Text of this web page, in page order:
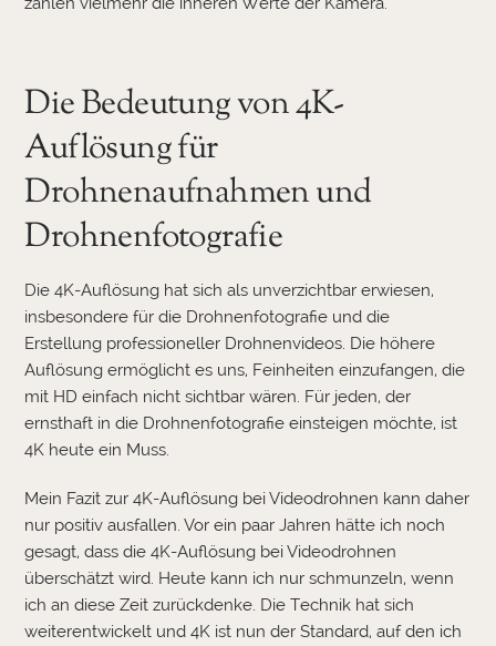
Die Bedeutung von 4K-
Auflösung für
Drohnenaufnahmen und
Drohnenfotografie
Die 4K-Auflösung hat sich als unverzichtbar erwiesen,
insbesondere für die Drohnenfotografie und die
Erstellung professioneller Drohnenvideos. Die höhere
Auflösung ermöglicht es uns, Feinheiten einzufangen, die
mit HD einfach nicht sichtbar wären. Für jeden, der
ernsthaft in die Drohnenfotografie einsteigen möchte, ist
4K heute ein Muss.
Mein Fazit zur 4K-Auflösung bei Videodrohnen kann daher
nur positiv ausfallen. Vor ein paar Jahren hätte ich noch
gesagt, dass die 4K-Auflösung bei Videodrohnen
überschätzt wird. Heute kann ich nur schmunzeln, wenn
ich an diese Zeit zurückdenke. Die Technik hat sich
weiterentwickelt und 4K ist nun der Standard, auf den ich